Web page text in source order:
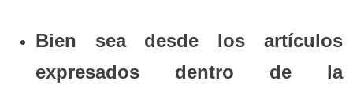
Bien sea desde los artículos
expresados dentro de la